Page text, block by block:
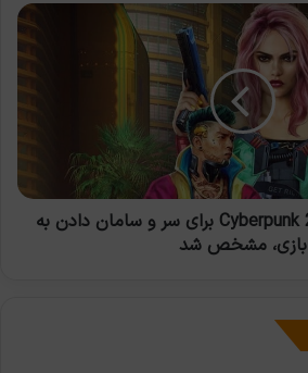
کارگردان جدید Cyberpunk 2077 برای سر و سامان دادن به
بازی، مشخص شد